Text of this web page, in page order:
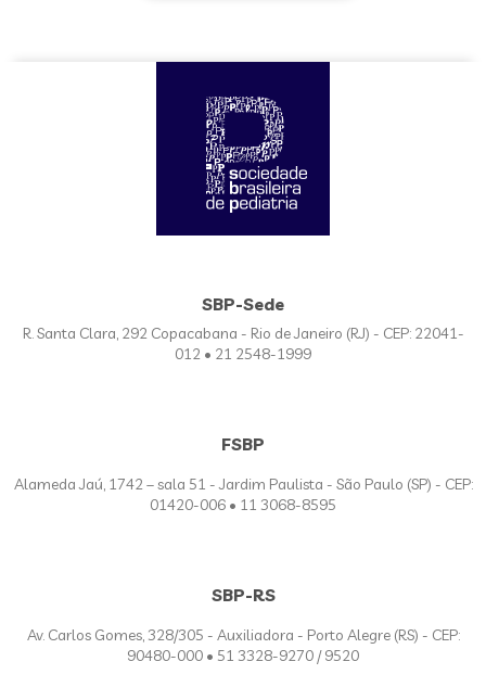
SBP-Sede
R. Santa Clara, 292 Copacabana - Rio de Janeiro (RJ) - CEP: 22041-
012 • 21 2548-1999
FSBP
Alameda Jaú, 1742 – sala 51 - Jardim Paulista - São Paulo (SP) - CEP:
01420-006 • 11 3068-8595
SBP-RS
Av. Carlos Gomes, 328/305 - Auxiliadora - Porto Alegre (RS) - CEP:
90480-000 • 51 3328-9270 / 9520